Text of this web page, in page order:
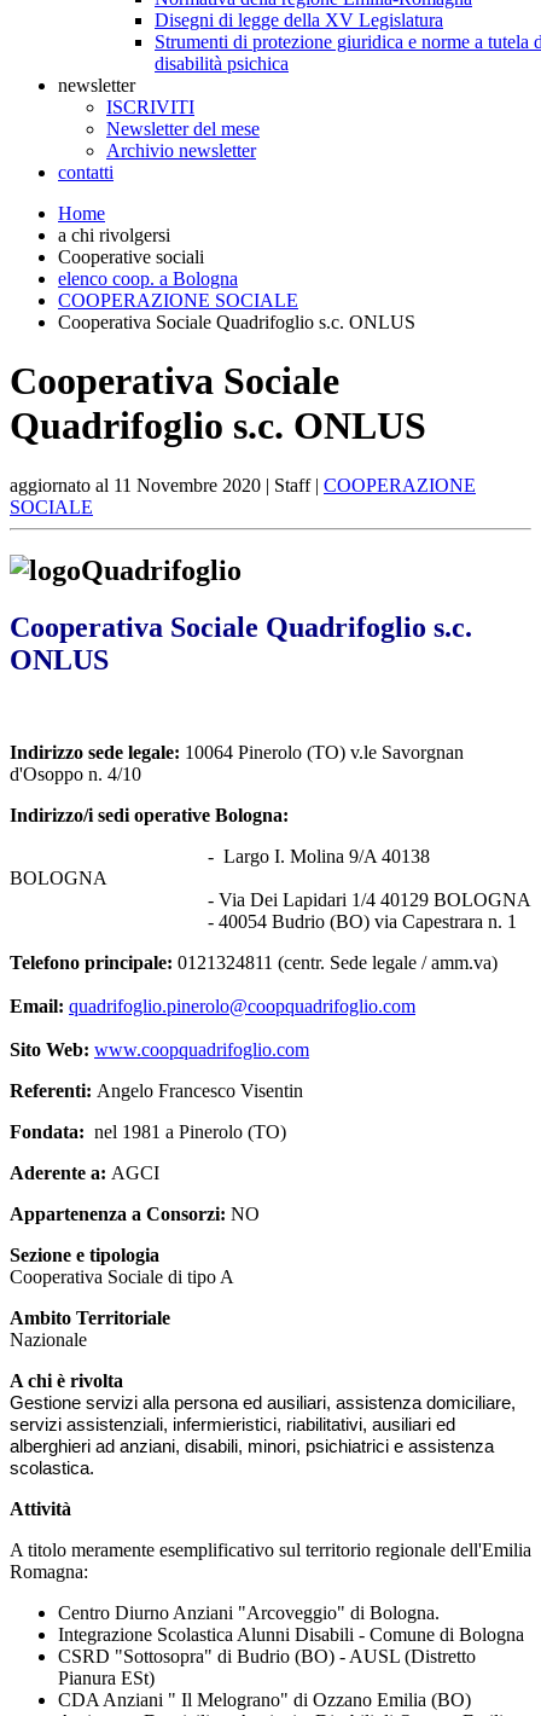
Disegni di legge della XV Legislatura
Strumenti di protezione giuridica e norme a tutela
disabilità psichica
newsletter
ISCRIVITI
Newsletter del mese
Archivio newsletter
contatti
Home
a chi rivolgersi
Cooperative sociali
elenco coop. a Bologna
COOPERAZIONE SOCIALE
Cooperativa Sociale Quadrifoglio s.c. ONLUS
Cooperativa Sociale
Quadrifoglio s.c. ONLUS
aggiornato al 11 Novembre 2020 | Staff | COOPERAZIONE
SOCIALE
Cooperativa Sociale Quadrifoglio s.c.
ONLUS
Indirizzo sede legale: 10064 Pinerolo (TO) v.le Savorgnan
d'Osoppo n. 4/10
Indirizzo/i sedi operative Bologna:
- Largo I. Molina 9/A 40138
BOLOGNA
- Via Dei Lapidari 1/4 40129 BOLOGNA
- 40054 Budrio (BO) via Capestrara n. 1
Telefono principale: 0121324811 (centr. Sede legale / amm.va)
Email: quadrifoglio.pinerolo@coopquadrifoglio.com
Sito Web: www.coopquadrifoglio.com
Referenti: Angelo Francesco Visentin
Fondata: nel 1981 a Pinerolo (TO)
Aderente a: AGCI
Appartenenza a Consorzi: NO
Sezione e tipologia
Cooperativa Sociale di tipo A
Ambito Territoriale
Nazionale
A chi è rivolta
Gestione servizi alla persona ed ausiliari, assistenza domiciliare,
servizi assistenziali, infermieristici, riabilitativi, ausiliari ed
alberghieri ad anziani, disabili, minori, psichiatrici e assistenza
scolastica.
Attività
A titolo meramente esemplificativo sul territorio regionale dell'Emilia
Romagna:
Centro Diurno Anziani "Arcoveggio" di Bologna.
Integrazione Scolastica Alunni Disabili - Comune di Bologna
CSRD "Sottosopra" di Budrio (BO) - AUSL (Distretto
Pianura ESt)
CDA Anziani " Il Melograno" di Ozzano Emilia (BO)